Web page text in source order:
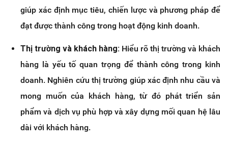
giúp xác định mục tiêu, chiến lược và phương pháp để
đạt được thành công trong hoạt động kinh doanh.
Thị trường và khách hàng: Hiểu rõ thị trường và khách
hàng là yếu tố quan trọng để thành công trong kinh
doanh. Nghiên cứu thị trường giúp xác định nhu cầu và
mong muốn của khách hàng, từ đó phát triển sản
phẩm và dịch vụ phù hợp và xây dựng mối quan hệ lâu
dài với khách hàng.